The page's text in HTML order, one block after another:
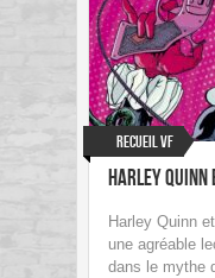
Recueil VF
Harley Quinn
Harley Quinn
une agréable
dans le mythe